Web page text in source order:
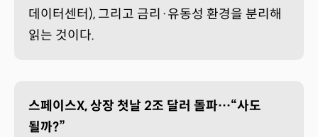
데이터센터), 그리고 금리·유동성 환경을 분리해
읽는 것이다.
스페이스X, 상장 첫날 2조 달러 돌파…“사도
될까?”